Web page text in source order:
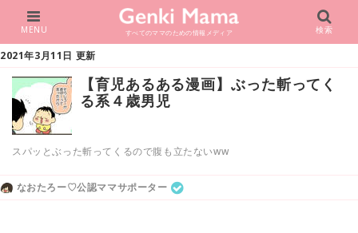
すべてのママのための情報メディア
MENU 検索
2021年3月11日 更新
【育児あるある漫画】ぶった斬ってく
る系４歳男児
スパッとぶった斬ってくるので腹も立たないww
なおたろー♡公認ママサポーター